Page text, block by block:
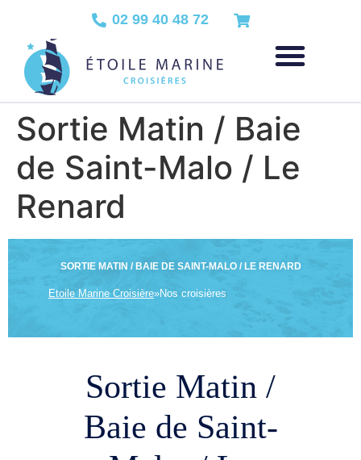
02 99 40 48 72
Sortie Matin / Baie
de Saint-Malo / Le
Renard
SORTIE MATIN / BAIE DE SAINT-MALO / LE RENARD
Etoile Marine Croisière»Nos croisières
Sortie Matin /
Baie de Saint-